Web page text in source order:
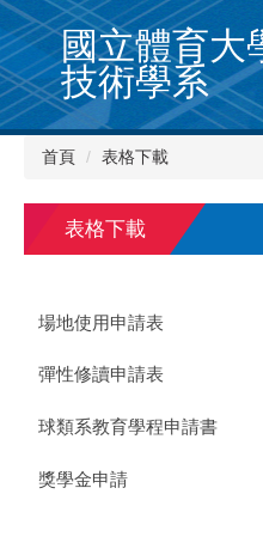
跳
到
主
要
內
國立體育大
技術學系
首頁 表格下載
表格下載
場地使用申請表
彈性修讀申請表
球類系教育學程申請書
獎學金申請